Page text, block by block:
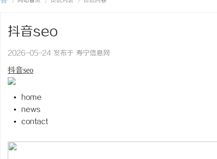
抖音seo
2026-05-24 发布于 寿宁信息网
抖音seo
home
news
contact